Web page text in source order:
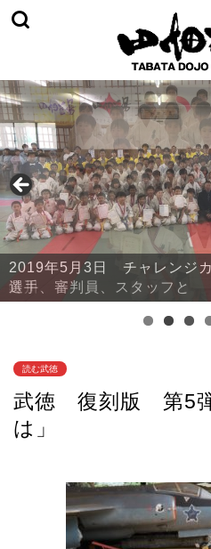
2019年5月3日 チャレンジ
鈴川
読む武徳
武徳 復刻版 第5弾
は」